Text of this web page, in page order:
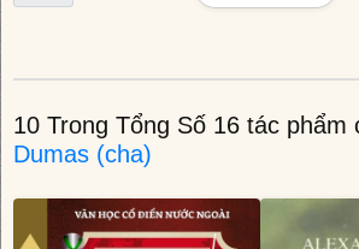
10 Trong Tổng Số 16 tác phẩm
Dumas (cha)